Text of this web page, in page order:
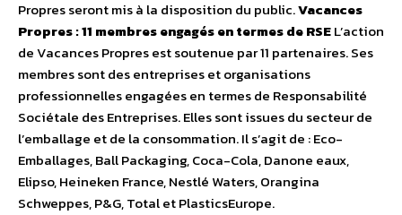
Propres seront mis à la disposition du public.Vacances
Propres : 11 membres engagés en termes de RSEL’action
de Vacances Propres est soutenue par 11 partenaires. Ses
membres sont des entreprises et organisations
professionnelles engagées en termes de Responsabilité
Sociétale des Entreprises. Elles sont issues du secteur de
l’emballage et de la consommation. Il s’agit de : Eco-
Emballages, Ball Packaging, Coca-Cola, Danone eaux,
Elipso, Heineken France, Nestlé Waters, Orangina
Schweppes, P&G, Total et PlasticsEurope.